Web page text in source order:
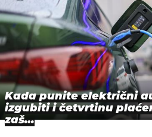
Kada punite električni
izgubiti i četvrtinu
zaš…